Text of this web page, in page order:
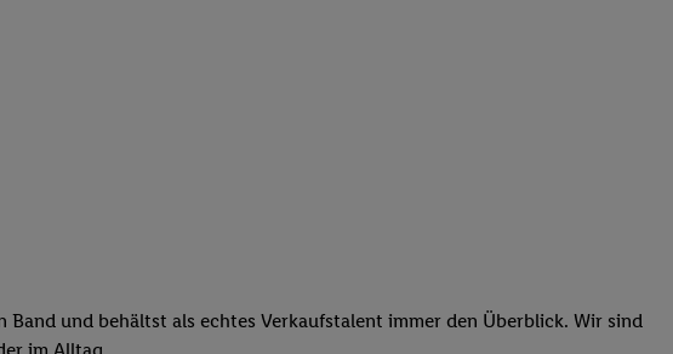
und behältst als echtes Verkaufstalent immer den Überblick. Wir sind